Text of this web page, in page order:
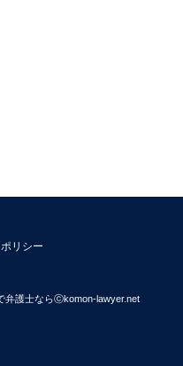
弁護士ならⓒkomon-lawyer.net
リシー